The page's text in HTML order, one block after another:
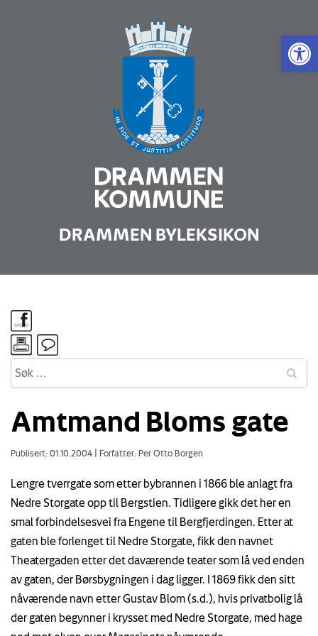
Vis
DRAMMEN BYLEKSIKON
Amtmand Bloms gate
Publisert: 01.10.2004 Forfatter: Per Otto Borgen
Lengre tverrgate som etter bybrannen i 1866 ble anlagt fra
Nedre Storgate opp til Bergstien. Tidligere gikk det her en
smal forbindelsesvei fra Engene til Bergfjerdingen. Etter at
gaten ble forlenget til Nedre Storgate, fikk den navnet
Theatergaden etter det daværende teater som lå ved enden
av gaten, der Børsbygningen i dag ligger. I 1869 fikk den sitt
nåværende navn etter Gustav Blom (s.d.), hvis privatbolig lå
der gaten begynner i krysset med Nedre Storgate, med hage